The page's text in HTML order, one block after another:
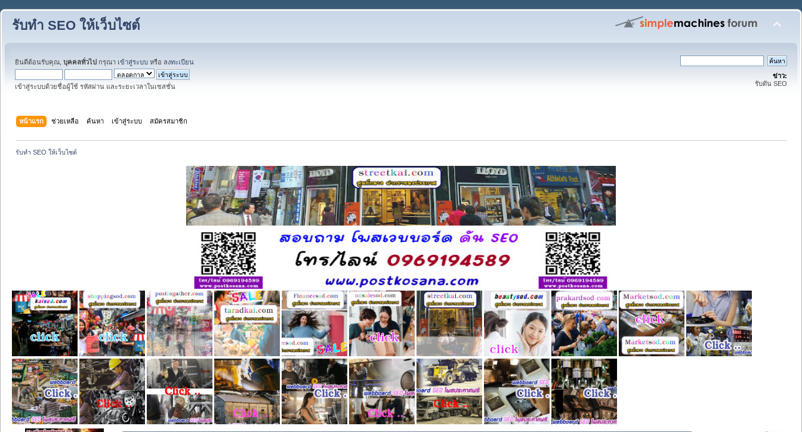
รับทำ SEO ให้เว็บไซต์
ยินดีต้อนรับคุณ, บุคคลทั่วไป กรุณา เข้าสู่ระบบ หรือ ลงทะเบียน
เข้าสู่ระบบด้วยชื่อผู้ใช้ รหัสผ่าน และระยะเวลาในเซสชั่น
ข่าว:
รับดัน SEO
หน้าแรก ช่วยเหลือ ค้นหา เข้าสู่ระบบ สมัครสมาชิก
รับทำ SEO ให้เว็บไซต์